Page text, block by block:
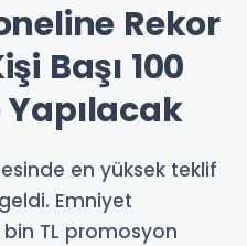
Rekor
Başı 100
Yapılacak
en yüksek teklif
Emniyet
bin TL promosyon